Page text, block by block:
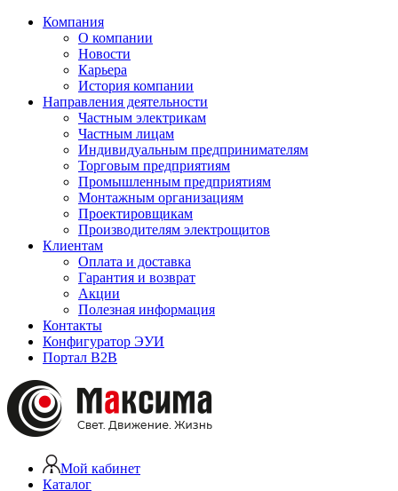
Компания
О компании
Новости
Карьера
История компании
Направления деятельности
Частным электрикам
Частным лицам
Индивидуальным предпринимателям
Торговым предприятиям
Промышленным предприятиям
Монтажным организациям
Проектировщикам
Производителям электрощитов
Клиентам
Оплата и доставка
Гарантия и возврат
Акции
Полезная информация
Контакты
Конфигуратор ЭУИ
Портал B2B
Мой кабинет
Каталог